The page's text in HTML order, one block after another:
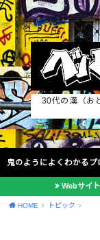
30代の漢（お
鬼のようによくわかるプ
Webサイ
HOME トピック